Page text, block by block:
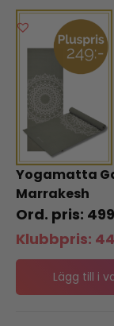
Yogamatta
Marrakesh
499
Klubbpris:
Lägg till i